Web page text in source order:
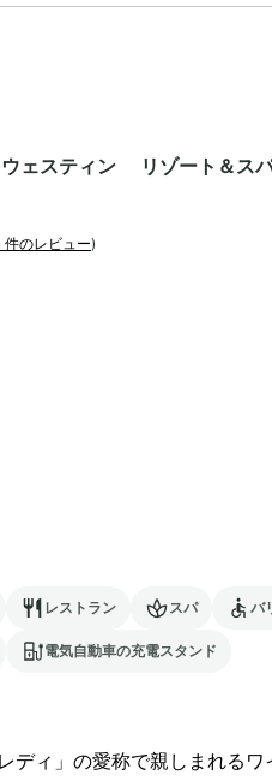
ェスティン リゾート＆ス
レビュー)
レストラン スパ バ
電気自動車の充電スタンド
ディ」の愛称で親しまれる